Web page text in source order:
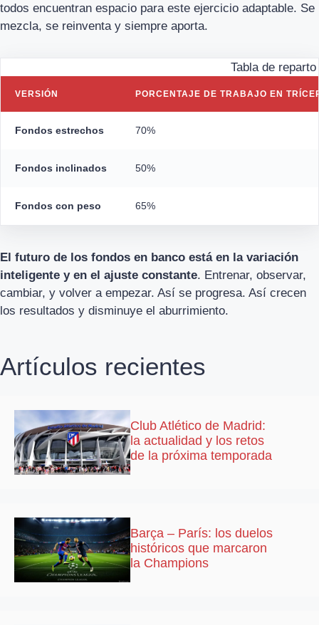
todos encuentran espacio para este ejercicio adaptable. Se
mezcla, se reinventa y siempre aporta.
Tabla de
VERSIÓN PORCENTAJE DE TRABAJO EN
Fondos estrechos 70%
Fondos inclinados 50%
Fondos con peso 65%
El futuro de los fondos en banco está en la variación
inteligente y en el ajuste constante. Entrenar, observar,
cambiar, y volver a empezar. Así se progresa. Así crecen
los resultados y disminuye el aburrimiento.
Artículos recientes
Club Atlético de Madrid:
la actualidad y los retos
de la próxima temporada
Barça – París: los duelos
históricos que marcaron
la Champions